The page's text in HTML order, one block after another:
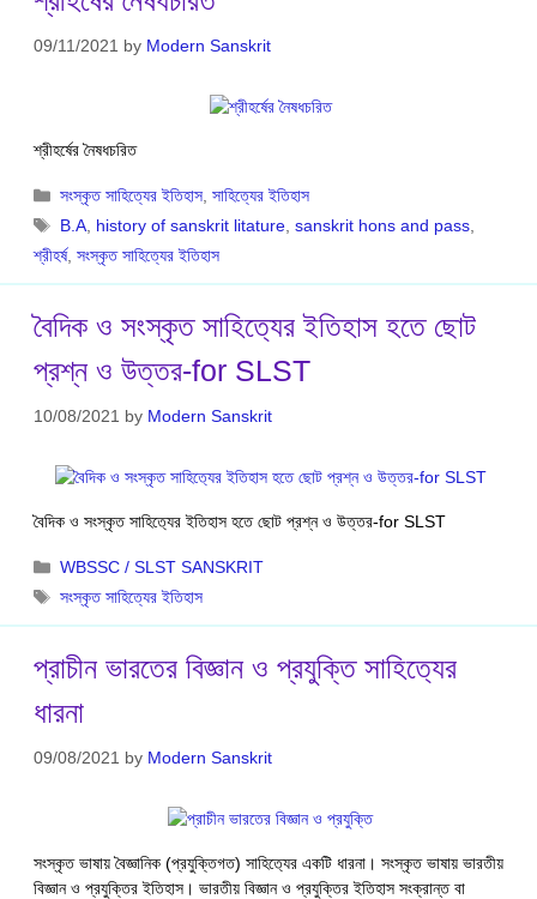
09/11/2021 by Modern Sanskrit
শ্রীহর্ষের নৈষধচরিত
Categories
সংস্কৃত সাহিত্যের ইতিহাস,সাহিত্যের ইতিহাস
Tags
B.A, history of sanskrit litature,sanskrit hons and pass,
শ্রীহর্ষ, সংস্কৃত সাহিত্যের ইতিহাস
বৈদিক ও সংস্কৃত সাহিত‍্যের ইতিহাস হতে ছোট
প্রশ্ন ও উত্তর-for SLST
10/08/2021 by Modern Sanskrit
বৈদিক ও সংস্কৃত সাহিত‍্যের ইতিহাস হতে ছোট প্রশ্ন ও উত্তর-for SLST
Categories
WBSSC / SLST SANSKRIT
Tags
সংস্কৃত সাহিত্যের ইতিহাস
প্রাচীন ভারতের বিজ্ঞান ও প্রযুক্তি সাহিত‍্যের
ধারনা
09/08/2021 by Modern Sanskrit
সংস্কৃত ভাষায় বৈজ্ঞানিক (প্রযুক্তিগত) সাহিত‍্যের একটি ধারনা। সংস্কৃত ভাষায় ভারতীয়
বিজ্ঞান ও প্রযুক্তির ইতিহাস। ভারতীয় বিজ্ঞান ও প্রযুক্তির ইতিহাস সংক্রান্ত বা